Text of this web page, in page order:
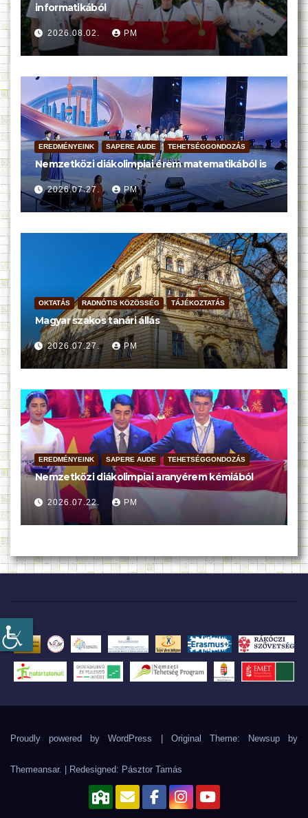
informatikából
2026.08.02. PM
EREDMÉNYEINK SAPERE AUDE TEHETSÉGGONDOZÁS
Nemzetközi diákolimpiai érem matematikából is
2026.07.27. PM
OKTATÁS RADNÓTIS KÖZÖSSÉG TÁJÉKOZTATÁS
Magyar szakos tanári állás
2026.07.27. PM
EREDMÉNYEINK SAPERE AUDE TEHETSÉGGONDOZÁS
Nemzetközi diákolimpiai aranyérem kémiából
2026.07.22. PM
Proudly powered by WordPress Original Theme: Newsup by
Themeansar. | Redesigned: Pásztor Tamás